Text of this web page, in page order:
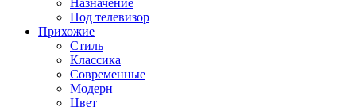
Назначение
Под телевизор
Прихожие
Стиль
Классика
Современные
Модерн
Цвет